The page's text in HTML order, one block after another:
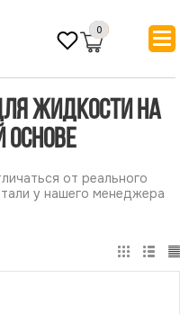
0
жидкости на
основе
от реального
у нашего менеджера